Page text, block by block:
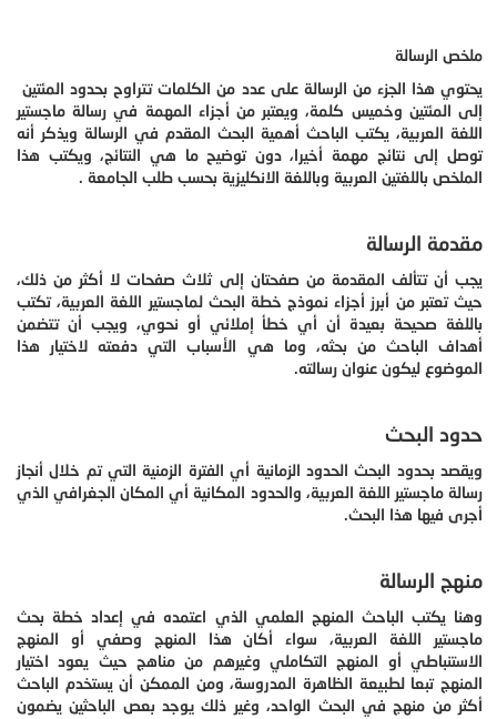
ملخص الرسالة
يحتوي هذا الجزء من الرسالة على عدد من الكلمات تتراوح بحدود المئتين
إلى المئتين وخميس كلمة، ويعتبر من أجزاء المهمة في رسالة ماجستير
اللغة العربية، يكتب الباحث أهمية البحث المقدم في الرسالة ويذكر أنه
توصل إلى نتائج مهمة أخيرا، دون توضيح ما هي النتائج، ويكتب هذا
الملخص باللغتين العربية وباللغة الانكليزية بحسب طلب الجامعة .
مقدمة الرسالة
يجب أن تتألف المقدمة من صفحتان إلى ثلاث صفحات لا أكثر من ذلك،
حيث تعتبر من أبرز أجزاء نموذج خطة البحث لماجستير اللغة العربية، تكتب
باللغة صحيحة بعيدة أن أي خطأ إملائي أو نحوي، ويجب أن تتضمن
أهداف الباحث من بحثه، وما هي الأسباب التي دفعته لاختيار هذا
الموضوع ليكون عنوان رسالته.
حدود البحث
ويقصد بحدود البحث الحدود الزمانية أي الفترة الزمنية التي تم خلال أنجاز
رسالة ماجستير اللغة العربية، والحدود المكانية أي المكان الجغرافي الذي
أجرى فيها هذا البحث.
منهج الرسالة
وهنا يكتب الباحث المنهج العلمي الذي اعتمده في إعداد خطة بحث
ماجستير اللغة العربية، سواء أكان هذا المنهج وصفي أو المنهج
الاستنباطي أو المنهج التكاملي وغيرهم من مناهج حيث يعود اختيار
المنهج تبعا لطبيعة الظاهرة المدروسة، ومن الممكن أن يستخدم الباحث
أكثر من منهج في البحث الواحد، وغير ذلك يوجد بعص الباحثين يضمون